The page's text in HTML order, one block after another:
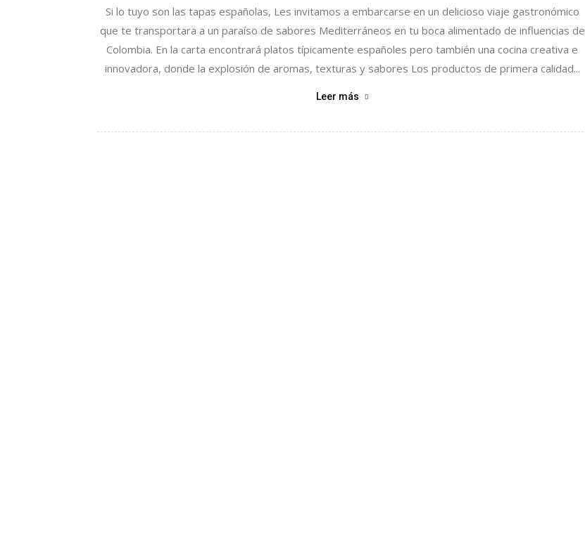
Si lo tuyo son las tapas españolas, Les invitamos a embarcarse en un delicioso viaje gastronómico
que te transportara a un paraíso de sabores Mediterráneos en tu boca alimentado de influencias de
Colombia. En la carta encontrará platos típicamente españoles pero también una cocina creativa e
innovadora, donde la explosión de aromas, texturas y sabores Los productos de primera calidad...
Leer más